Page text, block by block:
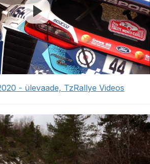
- ülevaade, TzRallye Videos